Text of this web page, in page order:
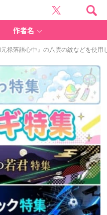
作者名
禄落語心中』の八雲の紋などを使用